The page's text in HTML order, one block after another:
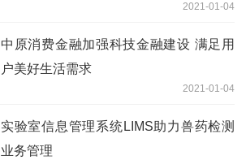
2021-01-04
中原消费金融加强科技金融建设 满足用
户美好生活需求
2021-01-04
实验室信息管理系统LIMS助力兽药检测
业务管理